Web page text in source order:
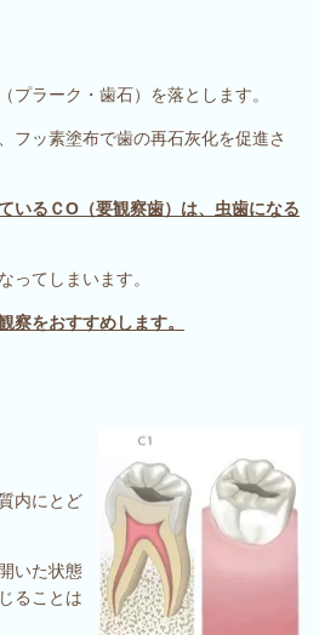
プラーク・歯石）を落とします。
フッ素塗布で歯の再石灰化を促進さ
いるＣO（要観察歯）は、虫歯になる
てしまいます。
察をおすすめします。
内にとど
いた状態
ることは